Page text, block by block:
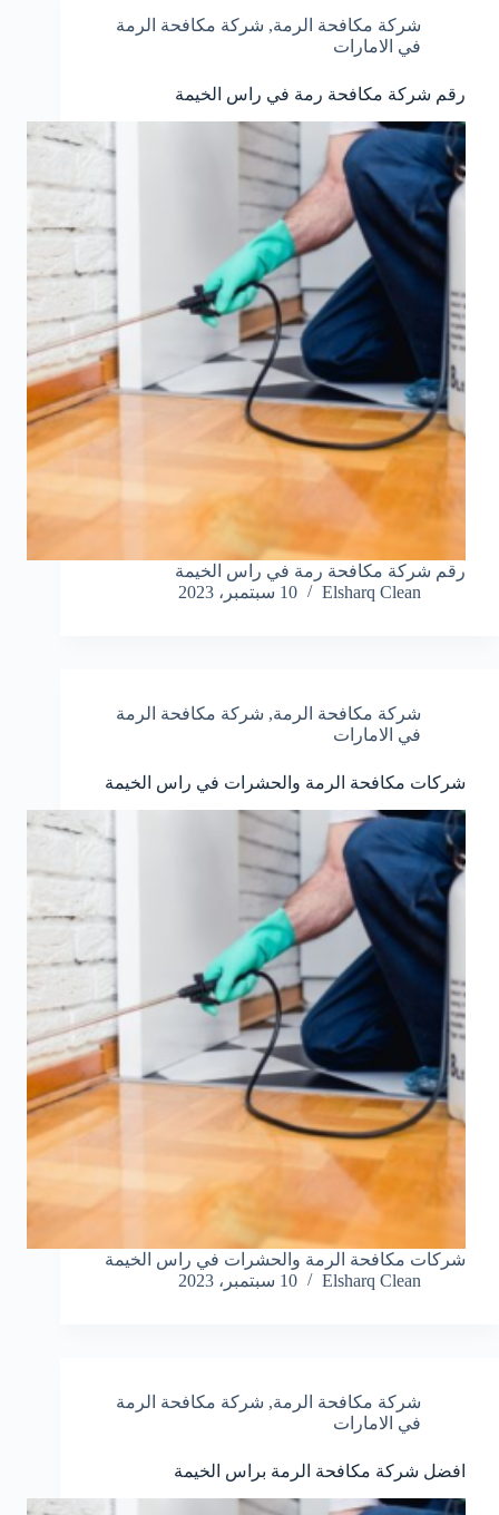
شركة مكافحة الرمة, شركة مكافحة الرمة
في الامارات
رقم شركة مكافحة رمة في راس الخيمة
رقم شركة مكافحة رمة في راس الخيمة
Elsharq Clean
10 سبتمبر، 2023
شركة مكافحة الرمة, شركة مكافحة الرمة
في الامارات
شركات مكافحة الرمة والحشرات في راس الخيمة
شركات مكافحة الرمة والحشرات في راس الخيمة
Elsharq Clean
10 سبتمبر، 2023
شركة مكافحة الرمة, شركة مكافحة الرمة
في الامارات
افضل شركة مكافحة الرمة براس الخيمة